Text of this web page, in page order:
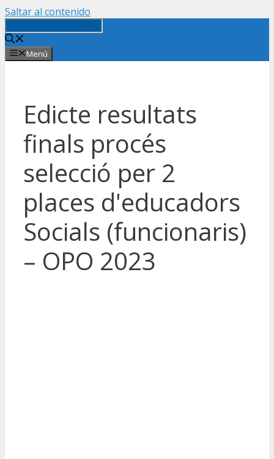
Saltar al contenido
Menú
Edicte resultats
finals procés
selecció per 2
places d'educadors
Socials (funcionaris)
– OPO 2023